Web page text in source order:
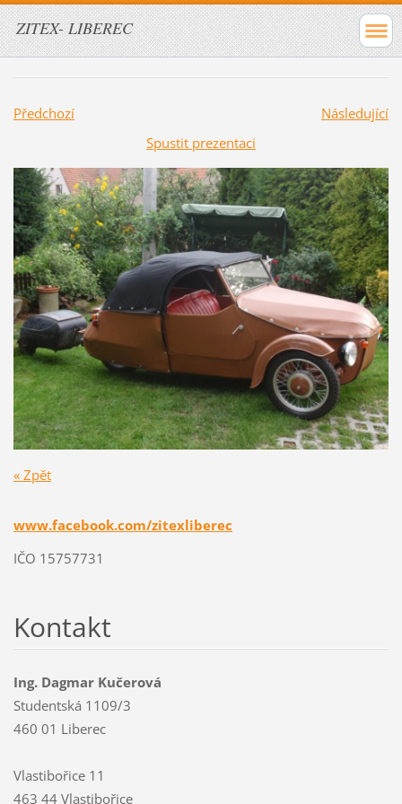
ZITEX- LIBEREC
Předchozí
Následující
Spustit prezentaci
« Zpět
www.facebook.com/zitexliberec
IČO 15757731
Kontakt
Ing. Dagmar Kučerová
Studentská 1109/3
460 01 Liberec
Vlastibořice 11
463 44 Vlastibořice